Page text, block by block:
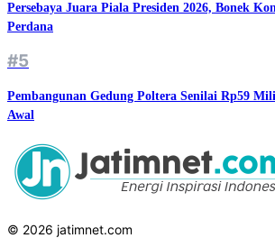
Persebaya Juara Piala Presiden 2026, Bonek
Perdana
#5
Pembangunan Gedung Poltera Senilai Rp59
Awal
© 2026 jatimnet.com